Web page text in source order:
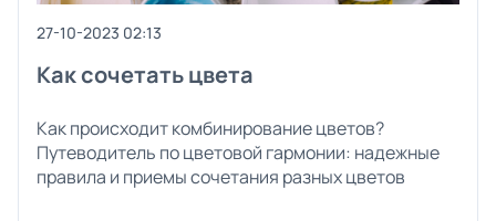
27-10-2023 02:13
Как сочетать цвета
Как происходит комбинирование цветов?
Путеводитель по цветовой гармонии: надежные
правила и приемы сочетания разных цветов